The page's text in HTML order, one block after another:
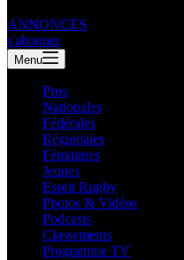
ANNONCES
s'abonner
Menu
Pros
Nationales
Fédérales
Régionales
Féminines
Jeunes
Esprit Rugby
Photos & Vidéos
Podcasts
Classements
Programme TV